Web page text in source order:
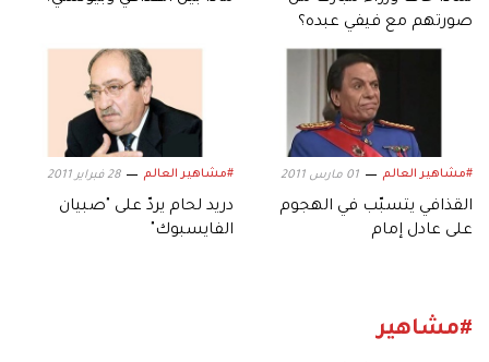
صورتهم مع فيفي عبده؟
#مشاهير العالم 01 مارس 2011
القذافي يتسبّب في الهجوم
على عادل إمام
#مشاهير العالم 28 فبراير 2011
دريد لحام يردّ على "صبيان
الفايسبوك"
#مشاهير